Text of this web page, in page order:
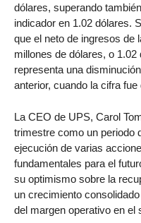
dólares, superando
indicador en 1.02 dólares.
que el neto de ingresos de
millones de dólares, o
representa una
anterior, cuando la cifra
La CEO de UPS, Carol
trimestre como un periodo
ejecución de varias
fundamentales para el
su optimismo sobre la
un crecimiento
del margen operativo en el